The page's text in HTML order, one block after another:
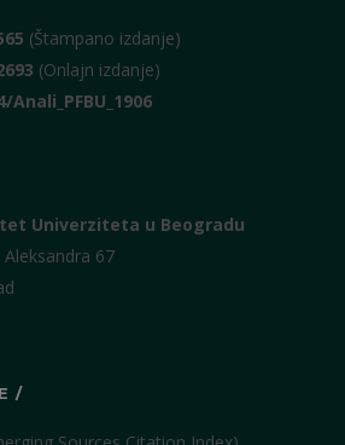
(Štampano izdanje)
(Onlajn izdanje)
Anali_PFBU_1906
Univerziteta u Beogradu
67
/